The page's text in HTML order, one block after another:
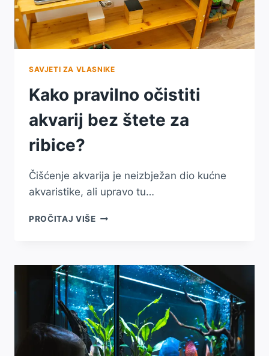
SAVJETI ZA VLASNIKE
Kako pravilno očistiti
akvarij bez štete za
ribice?
Čišćenje akvarija je neizbježan dio kućne
akvaristike, ali upravo tu…
PROČITAJ VIŠE KAKO
BEZ
ŠTETE
ZA
RIBICE?